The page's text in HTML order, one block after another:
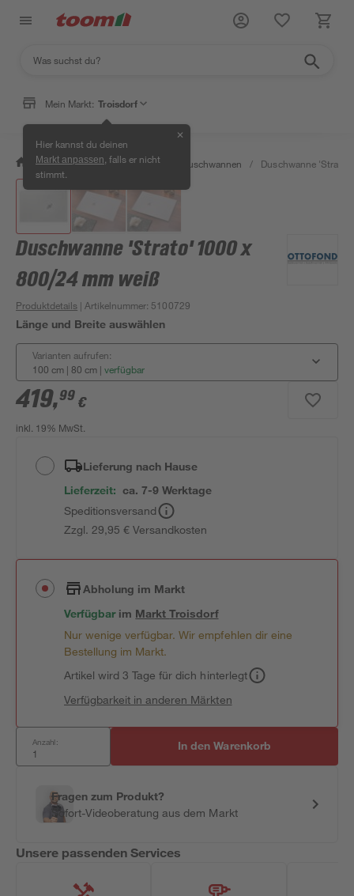
Mein Markt: Troisdorf
Hier kannst du deinen
Markt anpassen , falls er nicht
stimmt.
✕
/ Bad & Sanitär / Duschen Duschwannen / Duschwanne 'Strato'
Duschwanne 'Strato' 1000 x
800/24 mm weiß
Produktdetails | Artikelnummer: 5100729
Länge und Breite auswählen
Varianten aufrufen:
100 cm | 80 cm | verfügbar
419,99 €
inkl. 19% MwSt.
Lieferung nach Hause
Lieferzeit: ca. 7-9 Werktage
Speditionsversand
Zzgl. 29,95 € Versandkosten
Abholung im Markt
Verfügbar im MarktTroisdorf
Nur wenige verfügbar. Wir empfehlen dir eine
Bestellung im Markt.
Artikel wird 3 Tage für dich hinterlegt
Verfügbarkeit in anderen Märkten
Anzahl: In den Warenkorb
Fragen zum Produkt?
Sofort-Videoberatung aus dem Markt
Unsere passenden Services